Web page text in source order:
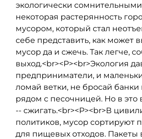
экологически
некоторая растерянность
мусором, который стал
себе представить, как может
мусор да и сжечь. Так легче,
выход.<br><P><br>Экология
предприниматели, и
ломай ветки, не бросай
рядом с песочницей. Но в
-- сжигать.<br><P><br>В
политиков, мусор сортируют
для пищевых отходов.